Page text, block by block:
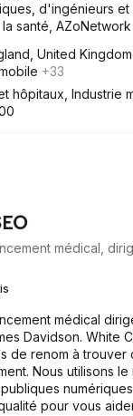
d'ingénieurs et
santé, AZoNetwork
United Kingdom
+33
hôpitaux, Industrie
médical,
médical
Davidson. White
de renom à trouver
Nous utilisons
pour vous